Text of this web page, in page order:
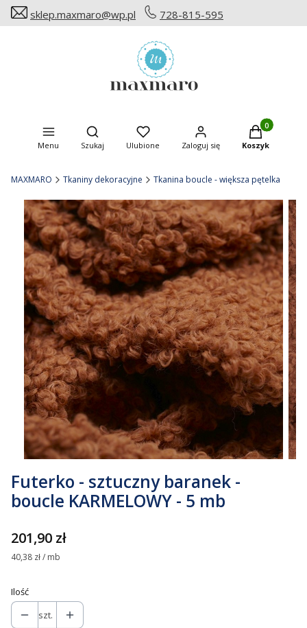
sklep.maxmaro@wp.pl 728-815-595
Menu
Otwórz wyszukiwarkę
Szukaj Ulubione Zaloguj się
Produkty w
Koszyk
MAXMARO Tkaniny dekoracyjne Tkanina boucle - większa pętelka
Futerko - sztuczny baranek -
boucle KARMELOWY - 5 mb
Cena
201,90 zł
40,38 zł / mb
Ilość
szt.